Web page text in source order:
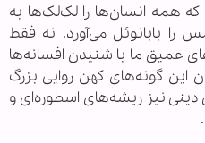
که همه انسان‌ها را لک‌لک‌ها به
را بابانوئل می‌آورد. نه فقط
عمیق ما با شنیدن افسانه‌ها
این گونه‌های کهن روایی بزرگ
دینی نیز ریشه‌های اسطوره‌ای و